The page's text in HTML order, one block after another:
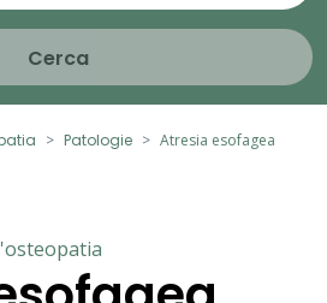
Cerca
Patologie Atresia esofagea